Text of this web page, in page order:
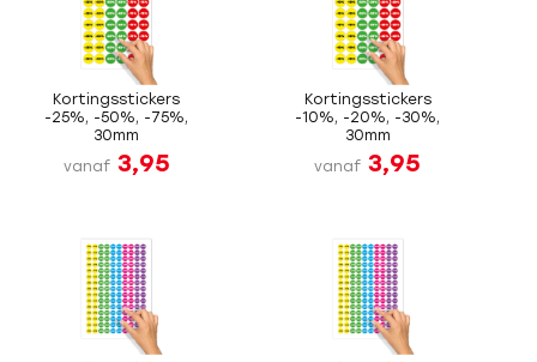
Kortingsstickers
-25%, -50%, -75%,
30mm
vanaf 3,95
Kortingsstickers
-10%, -20%, -30%,
30mm
vanaf 3,95